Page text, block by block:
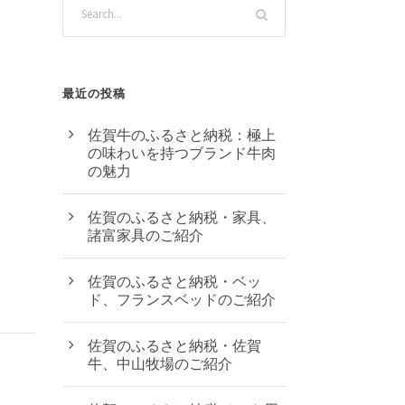
最近の投稿
佐賀牛のふるさと納税：極上
の味わいを持つブランド牛肉
の魅力
佐賀のふるさと納税・家具、
諸富家具のご紹介
佐賀のふるさと納税・ベッ
ド、フランスベッドのご紹介
佐賀のふるさと納税・佐賀
牛、中山牧場のご紹介